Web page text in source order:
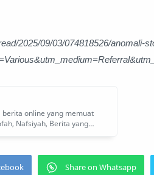
2025/09/03/074818526/anomali-